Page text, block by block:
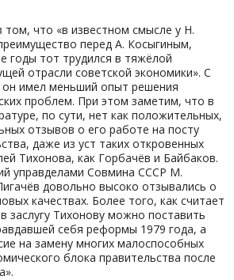
том, что «в известном смысле у Н.
перед А. Косыгиным,
годы тот трудился в тяжёлой
отрасли советской экономики». С
он имел меньший опыт решения
проблем. При этом заметим, что в
по сути, нет как положительных,
отзывов о его работе на посту
даже из уст таких откровенных
Тихонова, как Горбачёв и Байбаков.
управделами Совмина СССР М.
довольно высоко отзывались о
качествах. Более того, как считает
заслугу Тихонову можно поставить
себя реформы 1979 года, а
на замену многих малоспособных
блока правительства после